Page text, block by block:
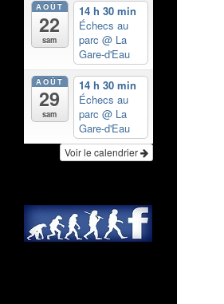
AOÛT
22
sam
14 h 30 min
Échecs au
parc @ La
Gare-d'Eau
AOÛT
29
sam
14 h 30 min
Échecs au
parc @ La
Gare-d'Eau
Voir le calendrier